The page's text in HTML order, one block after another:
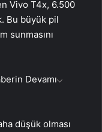
Vivo T4x, 6.500
Bu büyük pil
sunmasını
Devamı
düşük olması